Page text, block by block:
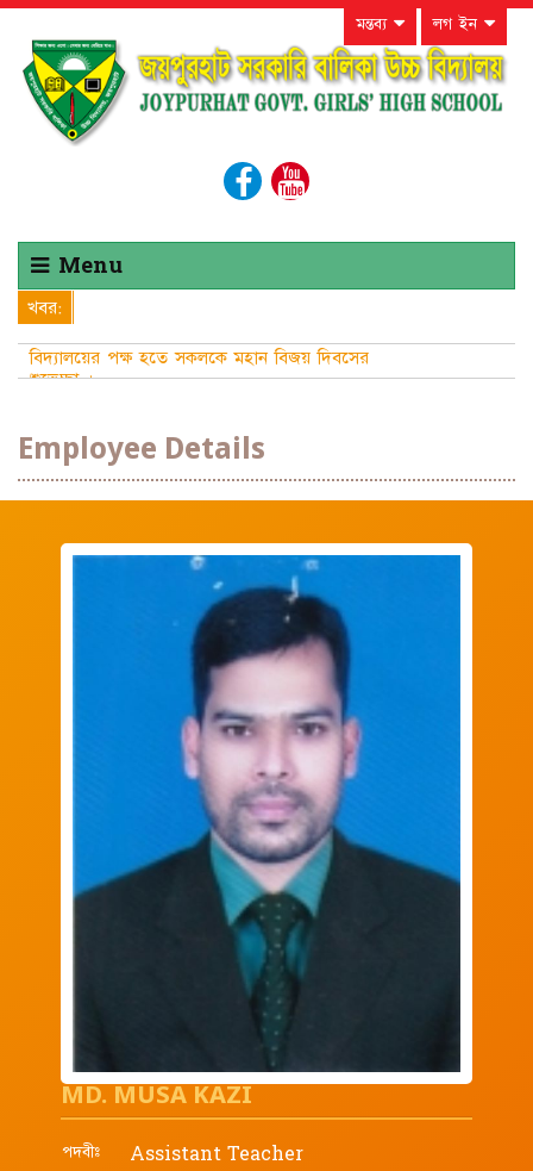
মন্তব্য লগ ইন
Menu
খবর:
বিদ্যালয়ের পক্ষ হতে সকলকে মহান বিজয় দিবসের
শুভেচ্ছা ।
Employee Details
MD. MUSA KAZI
পদবীঃ
Assistant Teacher